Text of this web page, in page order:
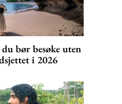
bør besøke uten
i 2026